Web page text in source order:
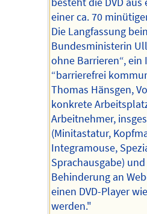
einer ca. 70
Die Langfassung
Bundesministerin
ohne Barrieren“,
“barrierefrei
Thomas Hänsgen,
konkrete
Arbeitnehmer,
(Minitastatur,
Integramouse,
Sprachausgabe)
Behinderung an
einen DVD-Player
werden."